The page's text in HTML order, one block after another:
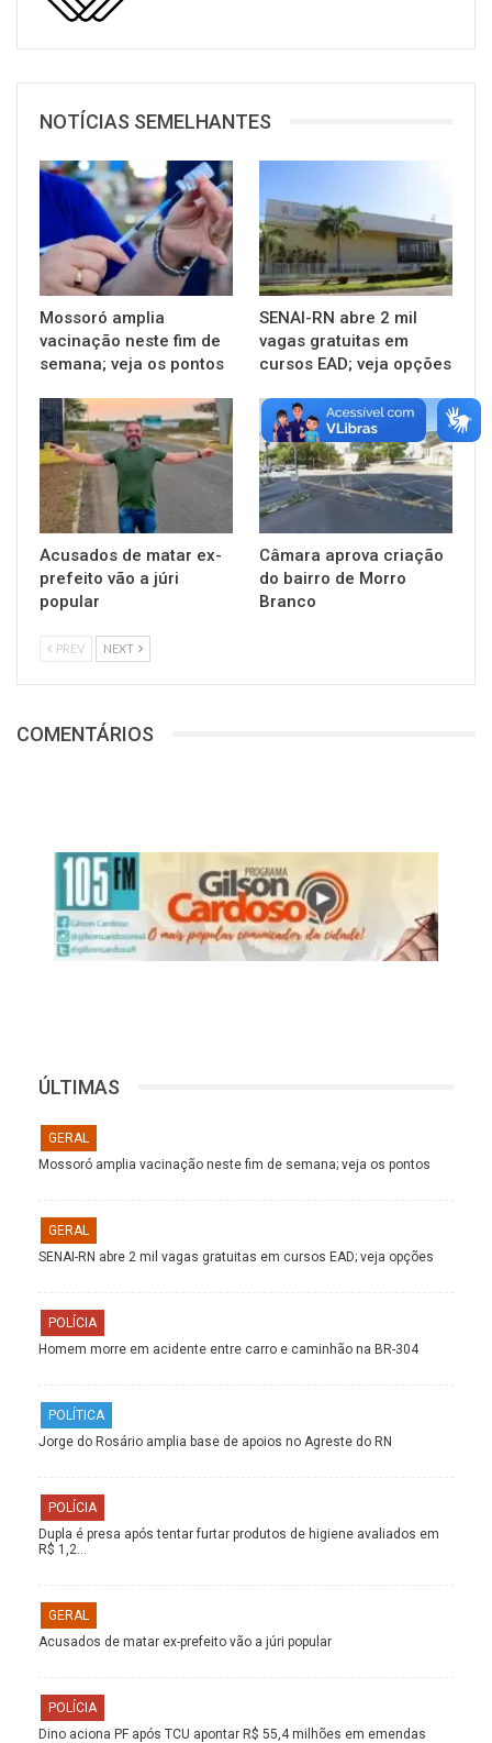
NOTÍCIAS SEMELHANTES
Mossoró amplia
vacinação neste fim de
semana; veja os pontos
SENAI-RN abre 2 mil
vagas gratuitas em
cursos EAD; veja opções
Acusados de matar ex-
prefeito vão a júri
popular
Câmara aprova criação
do bairro de Morro
Branco
PREV NEXT
COMENTÁRIOS
ÚLTIMAS
GERAL
Mossoró amplia vacinação neste fim de semana; veja os pontos
GERAL
SENAI-RN abre 2 mil vagas gratuitas em cursos EAD; veja opções
POLÍCIA
Homem morre em acidente entre carro e caminhão na BR-304
POLÍTICA
Jorge do Rosário amplia base de apoios no Agreste do RN
POLÍCIA
Dupla é presa após tentar furtar produtos de higiene avaliados em
R$ 1,2…
GERAL
Acusados de matar ex-prefeito vão a júri popular
POLÍCIA
Dino aciona PF após TCU apontar R$ 55,4 milhões em emendas